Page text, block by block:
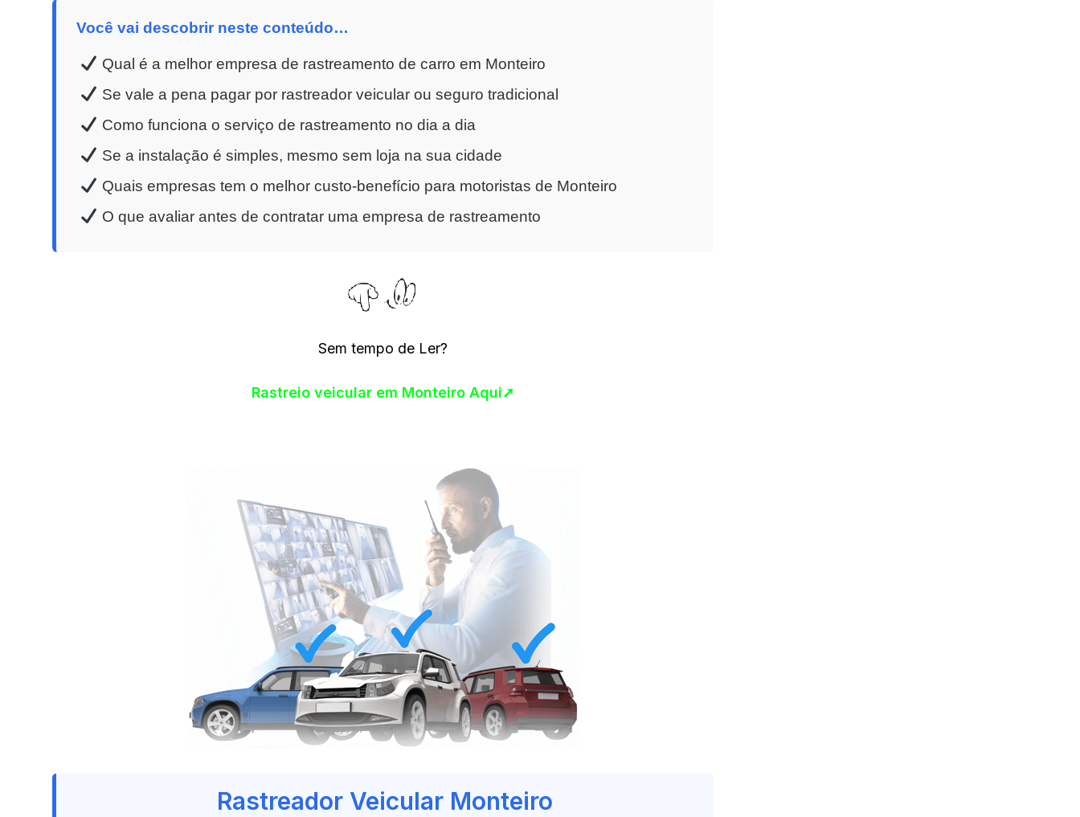
Você vai descobrir neste conteúdo…
Qual é a melhor empresa de rastreamento de carro em Monteiro
Se vale a pena pagar por rastreador veicular ou seguro tradicional
Como funciona o serviço de rastreamento no dia a dia
Se a instalação é simples, mesmo sem loja na sua cidade
Quais empresas tem o melhor custo-benefício para motoristas de Monteiro
O que avaliar antes de contratar uma empresa de rastreamento
Sem tempo de Ler?
Rastreio veicular em Monteiro Aqui➚
Rastreador Veicular Monteiro